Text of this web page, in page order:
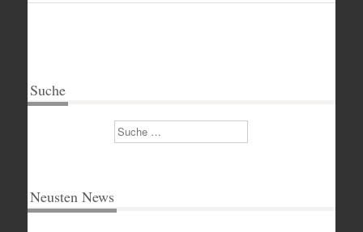
Suche
Suchen
Neusten News